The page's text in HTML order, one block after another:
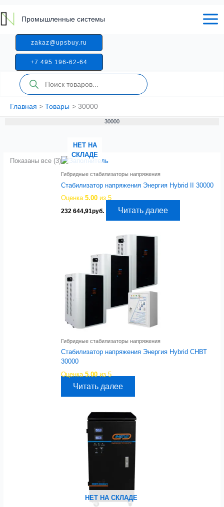
к
содержимому
Промышленные системы
zakaz@upsbuy.ru
+7 495 196-62-64
Поиск
товаров
Главная Товары 30000
30000
Показаны все (3)
НЕТ НА
СКЛАДЕ
Гибридные стабилизаторы напряжения
Стабилизатор напряжения Энергия Hybrid II 30000
Оценка5.00 из 5
232 644,91руб. Читать далее
Гибридные стабилизаторы напряжения
Стабилизатор напряжения Энергия Hybrid СНВТ
30000
Оценка5.00 из 5
Читать далее
НЕТ НА СКЛАДЕ